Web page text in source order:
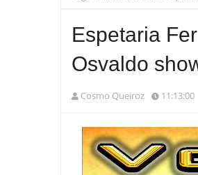
Espetaria
Osvaldo
Cosmo Queiroz 11:13:00